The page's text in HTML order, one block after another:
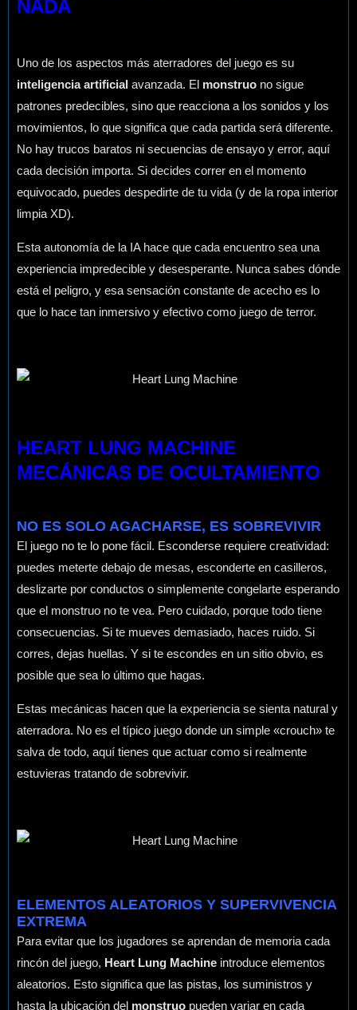
NADA
Uno de los aspectos más aterradores del juego es su
inteligencia artificial avanzada. El monstruo no sigue
patrones predecibles, sino que reacciona a los sonidos y los
movimientos, lo que significa que cada partida será diferente.
No hay trucos baratos ni secuencias de ensayo y error, aquí
cada decisión importa. Si decides correr en el momento
equivocado, puedes despedirte de tu vida (y de la ropa interior
limpia XD).
Esta autonomía de la IA hace que cada encuentro sea una
experiencia impredecible y desesperante. Nunca sabes dónde
está el peligro, y esa sensación constante de acecho es lo
que lo hace tan inmersivo y efectivo como juego de terror.
HEART LUNG MACHINE
MECÁNICAS DE OCULTAMIENTO
NO ES SOLO AGACHARSE, ES SOBREVIVIR
El juego no te lo pone fácil. Esconderse requiere creatividad:
puedes meterte debajo de mesas, esconderte en casilleros,
deslizarte por conductos o simplemente congelarte esperando
que el monstruo no te vea. Pero cuidado, porque todo tiene
consecuencias. Si te mueves demasiado, haces ruido. Si
corres, dejas huellas. Y si te escondes en un sitio obvio, es
posible que sea lo último que hagas.
Estas mecánicas hacen que la experiencia se sienta natural y
aterradora. No es el típico juego donde un simple «crouch» te
salva de todo, aquí tienes que actuar como si realmente
estuvieras tratando de sobrevivir.
ELEMENTOS ALEATORIOS Y SUPERVIVENCIA
EXTREMA
Para evitar que los jugadores se aprendan de memoria cada
rincón del juego, Heart Lung Machine introduce elementos
aleatorios. Esto significa que las pistas, los suministros y
hasta la ubicación del monstruo pueden variar en cada